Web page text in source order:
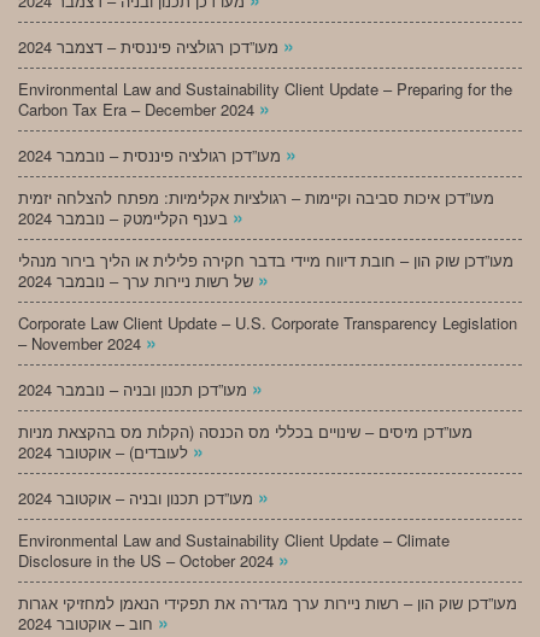
»
Environmental Law and Sustainability Client Update – Preparing for the
Carbon Tax Era – December 2024 »
»
מעו”דכן איכות סביבה וקיימות – רגולציות אקלימיות: מפתח להצלחה יזמית
»
מעו”דכן שוק הון – חובת דיווח מיידי בדבר חקירה פלילית או הליך בירור מנהלי
»
Corporate Law Client Update – U.S. Corporate Transparency Legislation
– November 2024 »
»
מעו”דכן מיסים – שינויים בכללי מס הכנסה (הקלות מס בהקצאת מניות
»
»
Environmental Law and Sustainability Client Update – Climate
Disclosure in the US – October 2024 »
מעו”דכן שוק הון – רשות ניירות ערך מגדירה את תפקידי הנאמן למחזיקי אגרות
»